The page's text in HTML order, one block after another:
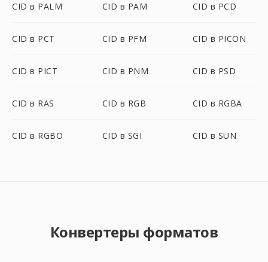
CID в PALM CID в PAM CID в PCD
CID в PCT CID в PFM CID в PICON
CID в PICT CID в PNM CID в PSD
CID в RAS CID в RGB CID в RGBA
CID в RGBO CID в SGI CID в SUN
Конвертеры форматов